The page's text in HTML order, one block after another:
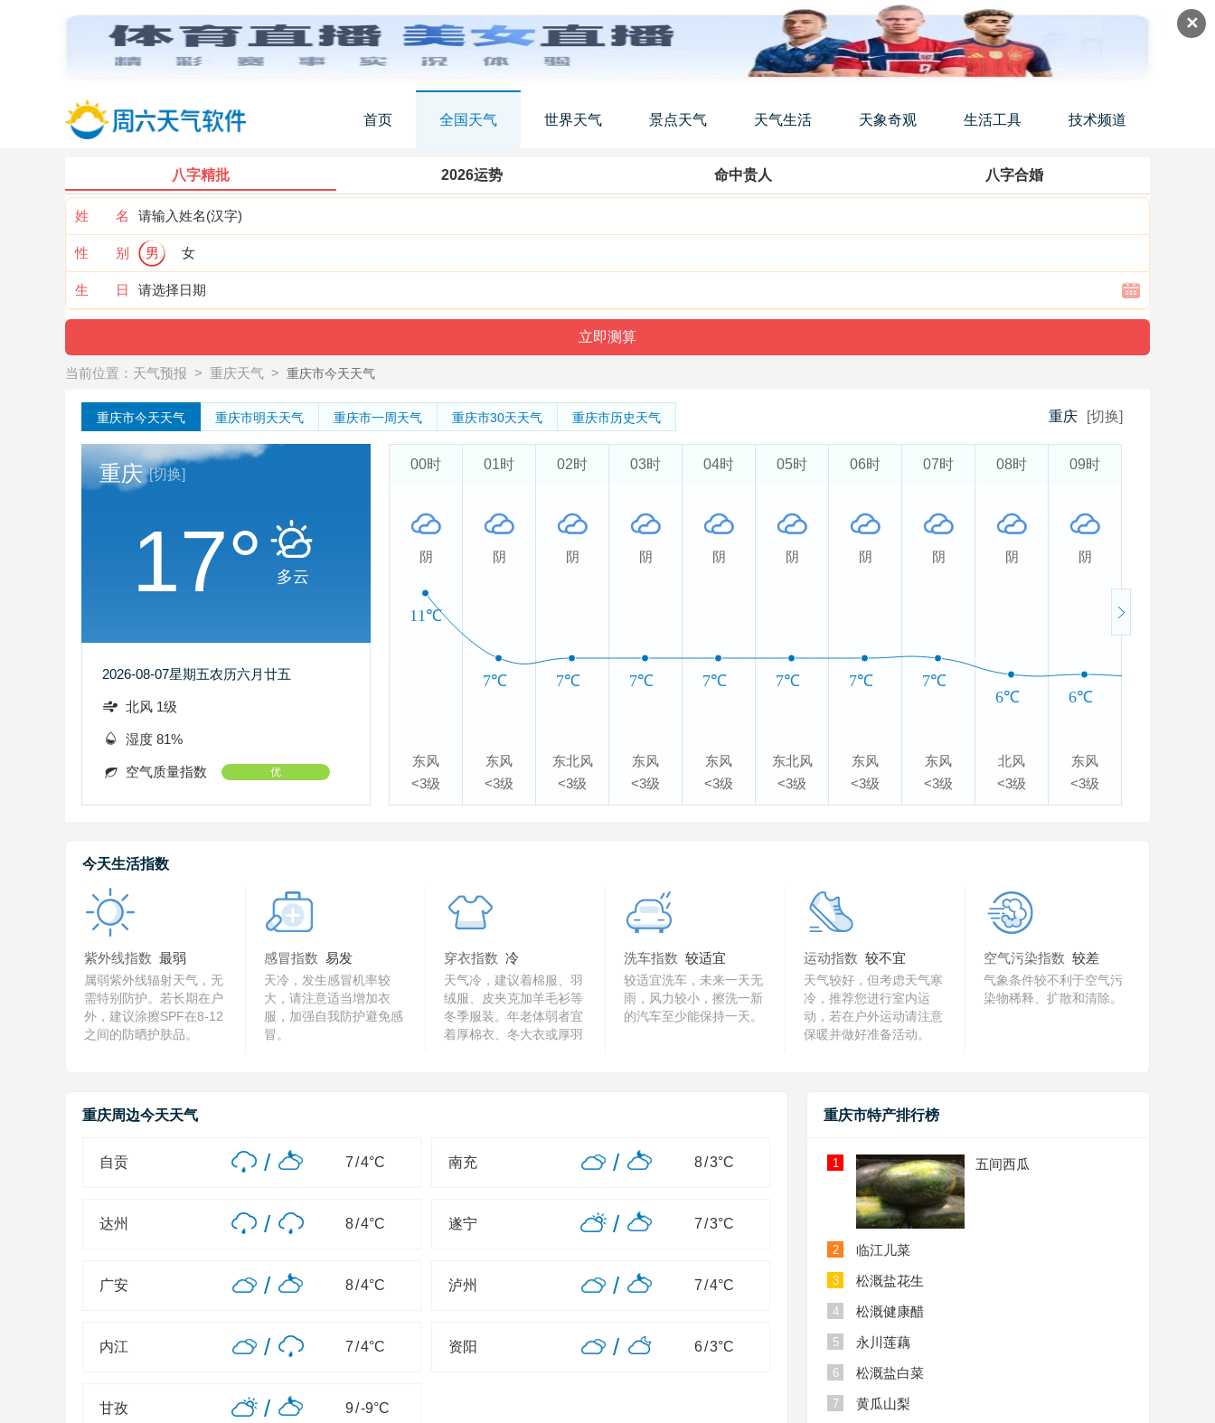
✕
首页 全国天气 世界天气 景点天气 天气生活 天象奇观 生活工具 技术频道
八字精批 2026运势 命中贵人 八字合婚
姓 名
性 别 男 女
生 日
当前位置： 天气预报 > 重庆天气 > 重庆市今天天气
重庆市今天天气 重庆市明天天气 重庆市一周天气 重庆市30天天气 重庆市历史天气 重庆 [切换]
重庆 [切换]
17° 多云
2026-08-07星期五农历六月廿五
北风 1级
湿度 81%
空气质量指数 优
00时
阴
东风
<3级
01时
阴
东风
<3级
02时
阴
东北风
<3级
03时
阴
东风
<3级
04时
阴
东风
<3级
05时
阴
东北风
<3级
06时
阴
东风
<3级
07时
阴
东风
<3级
08时
阴
北风
<3级
09时
阴
东风
<3级
11℃
7℃ 7℃ 7℃ 7℃ 7℃ 7℃
7℃
6℃
6℃
今天生活指数
紫外线指数 最弱
属弱紫外线辐射天气，无
需特别防护。若长期在户
外，建议涂擦SPF在8-12
之间的防晒护肤品。
感冒指数 易发
天冷，发生感冒机率较
大，请注意适当增加衣
服，加强自我防护避免感
冒。
穿衣指数 冷
天气冷，建议着棉服、羽
绒服、皮夹克加羊毛衫等
冬季服装。年老体弱者宜
着厚棉衣、冬大衣或厚羽
洗车指数 较适宜
较适宜洗车，未来一天无
雨，风力较小，擦洗一新
的汽车至少能保持一天。
运动指数 较不宜
天气较好，但考虑天气寒
冷，推荐您进行室内运
动，若在户外运动请注意
保暖并做好准备活动。
空气污染指数 较差
气象条件较不利于空气污
染物稀释、扩散和清除。
重庆周边今天天气
自贡 / 7/4°C 南充 / 8/3°C
达州 / 8/4°C 遂宁 / 7/3°C
广安 / 8/4°C 泸州 / 7/4°C
内江 / 7/4°C 资阳 / 6/3°C
甘孜 / 9/-9°C
重庆市特产排行榜
1 五间西瓜
2 临江儿菜
3 松溉盐花生
4 松溉健康醋
5 永川莲藕
6 松溉盐白菜
7 黄瓜山梨